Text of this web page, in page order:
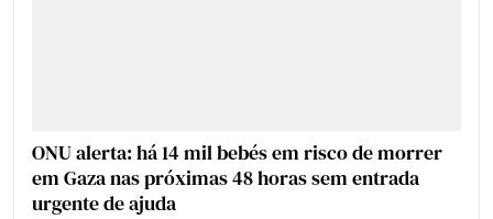
ONU alerta: há 14 mil bebés em risco de morrer
em Gaza nas próximas 48 horas sem entrada
urgente de ajuda